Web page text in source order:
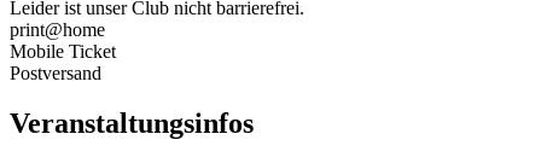
Leider ist unser Club nicht barrierefrei.
print@home
Mobile Ticket
Postversand
Veranstaltungsinfos